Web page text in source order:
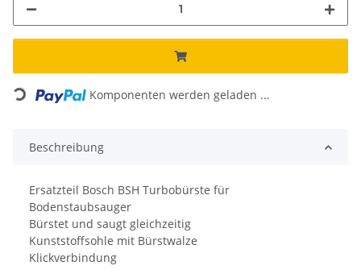
Loading... Komponenten werden geladen ...
Beschreibung
Ersatzteil Bosch BSH Turbobürste für
Bodenstaubsauger
Bürstet und saugt gleichzeitig
Kunststoffsohle mit Bürstwalze
Klickverbindung